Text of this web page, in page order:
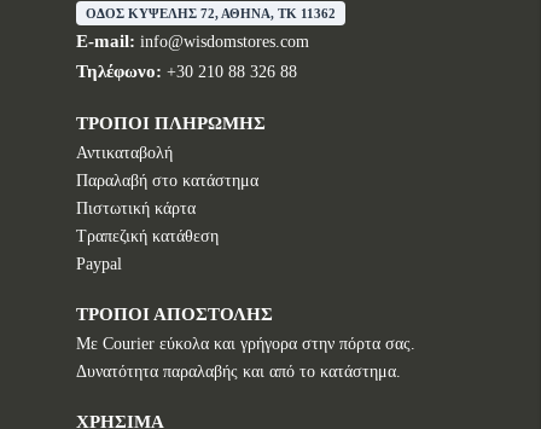
ΟΔΟΣ ΚΥΨΕΛΗΣ 72, ΑΘΗΝΑ, TK 11362
E-mail: info@wisdomstores.com
Τηλέφωνο: +30 210 88 326 88
ΤΡΟΠΟΙ ΠΛΗΡΩΜΗΣ
Αντικαταβολή
Παραλαβή στο κατάστημα
Πιστωτική κάρτα
Τραπεζική κατάθεση
Paypal
ΤΡΟΠΟΙ ΑΠΟΣΤΟΛΗΣ
Με Courier εύκολα και γρήγορα στην πόρτα σας.
Δυνατότητα παραλαβής και από το κατάστημα.
ΧΡΗΣΙΜΑ